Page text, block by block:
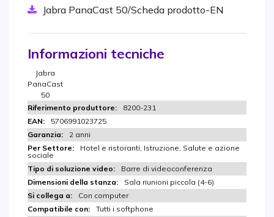
Jabra PanaCast 50/Scheda prodotto-EN
Informazioni tecniche
Jabra
PanaCast
50
8200-231
5706991023725
2 anni
Hotel e ristoranti, Istruzione, Salute e azione
sociale
Barre di videoconferenza
Sala riunioni piccola (4-6)
Con computer
Tutti i softphone